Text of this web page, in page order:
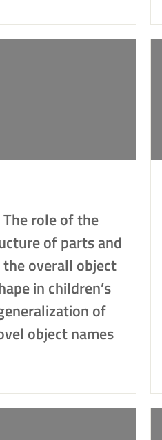
The role of the
of parts and
overall object
in children’s
of
object names